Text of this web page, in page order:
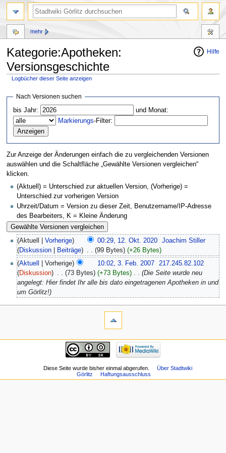
Hilfe
Kategorie:Apotheken:
Versionsgeschichte
Logbücher dieser Seite anzeigen
springen
springen
Nach Versionen suchen
bis Jahr:
und Monat:
Markierungs-Filter:
Zur Anzeige der Änderungen einfach die zu vergleichenden Versionen
auswählen und die Schaltfläche „Gewählte Versionen vergleichen“
klicken.
(Aktuell) = Unterschied zur aktuellen Version, (Vorherige) =
Unterschied zur vorherigen Version
Uhrzeit/Datum = Version zu dieser Zeit, Benutzername/IP-Adresse
des Bearbeiters, K = Kleine Änderung
(Aktuell | Vorherige) 00:29, 12. Okt. 2020
Joachim Stiller
(Diskussion Beiträge) . . (99 Bytes) (+26 Bytes)
(Aktuell | Vorherige) 10:02, 3. Feb. 2007
217.245.82.102
(Diskussion) (73 Bytes) (+73 Bytes)‎
(Die Seite wurde neu
angelegt: Hier findet Ihr alle bis dato eingetragenen Apotheken in und
um Görlitz!)
mehr
Diese Seite wurde bisher einmal abgerufen.
Über Stadtwiki
Görlitz
Haftungsausschluss